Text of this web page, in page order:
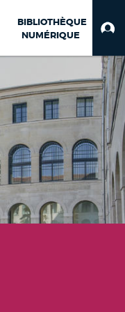
BIBLIOTHÈQUE
NUMÉRIQUE